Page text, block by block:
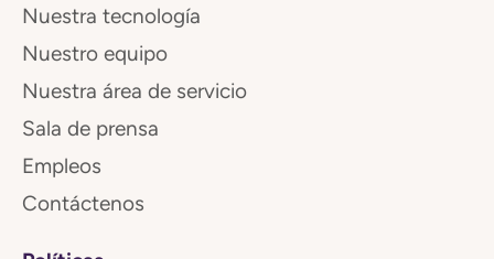
Nuestra tecnología
Nuestro equipo
Nuestra área de servicio
Sala de prensa
Empleos
Contáctenos